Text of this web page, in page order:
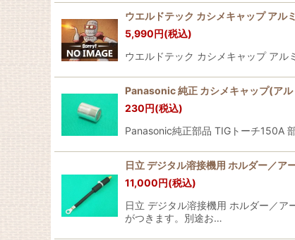
ウエルドテック カシメキャップ アル
5,990円(税込)
ウエルドテック カシメキャップ ア
Panasonic 純正 カシメキャップ(ア
230円(税込)
Panasonic純正部品 TIGトーチ150A
日立 デジタル溶接機用 ホルダー／ア
11,000円(税込)
日立 デジタル溶接機用 ホルダー／
がつきます。別途お…